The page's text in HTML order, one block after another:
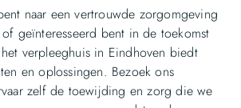
naar een vertrouwde zorgomgeving
geïnteresseerd bent in de toekomst
verpleeghuis in Eindhoven biedt
en oplossingen. Bezoek ons
zelf de toewijding en zorg die we